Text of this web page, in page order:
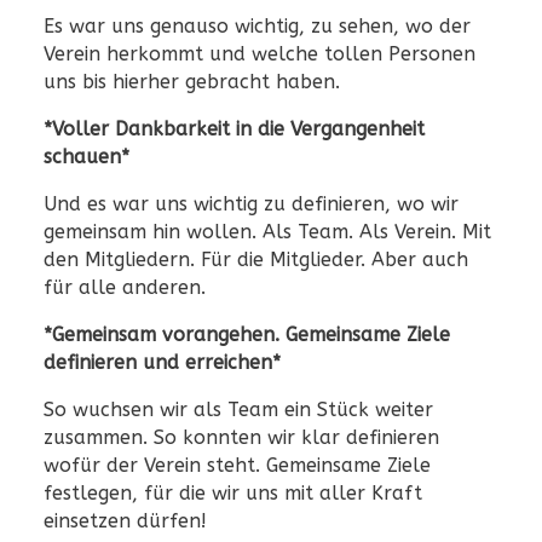
Es war uns genauso wichtig, zu sehen, wo der
Verein herkommt und welche tollen Personen
uns bis hierher gebracht haben.
*Voller Dankbarkeit in die Vergangenheit
schauen*
Und es war uns wichtig zu definieren, wo wir
gemeinsam hin wollen. Als Team. Als Verein. Mit
den Mitgliedern. Für die Mitglieder. Aber auch
für alle anderen.
*Gemeinsam vorangehen. Gemeinsame Ziele
definieren und erreichen*
So wuchsen wir als Team ein Stück weiter
zusammen. So konnten wir klar definieren
wofür der Verein steht. Gemeinsame Ziele
festlegen, für die wir uns mit aller Kraft
einsetzen dürfen!